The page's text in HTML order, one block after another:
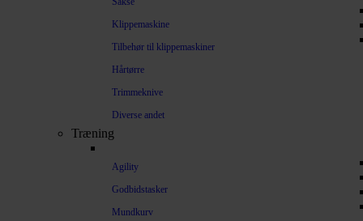
Klippemaskine
Tilbehør til klippemaskiner
Hårtørre
Trimmeknive
Diverse andet
Træning
Agility
Godbidstasker
Mundkurv